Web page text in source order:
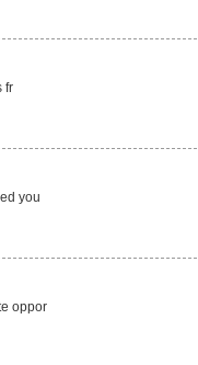
fr
you
oppor